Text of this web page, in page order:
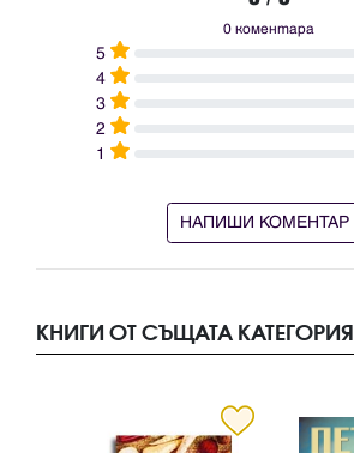
0 коментара
5
4
3
2
1
НАПИШИ КОМЕНТАР
КНИГИ ОТ СЪЩАТА КАТЕГОРИЯ